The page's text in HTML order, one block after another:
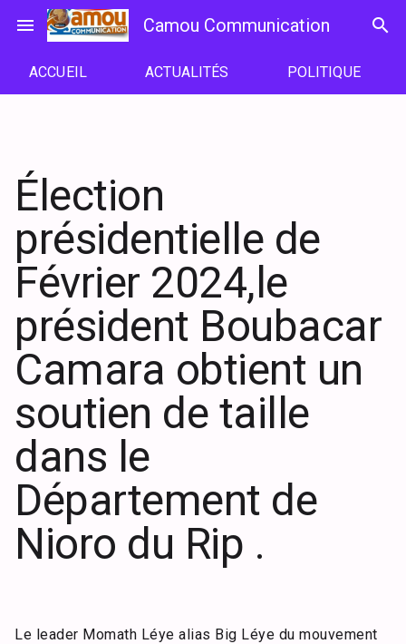
menu Camou Communication search
ACCUEIL ACTUALITÉS POLITIQUE
Élection
présidentielle de
Février 2024,le
président Boubacar
Camara obtient un
soutien de taille
dans le
Département de
Nioro du Rip .
Le leader Momath Léye alias Big Léye du mouvement